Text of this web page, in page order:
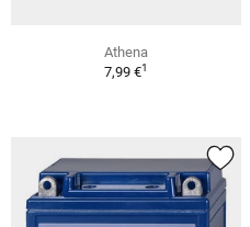
Athena
7,99 €1